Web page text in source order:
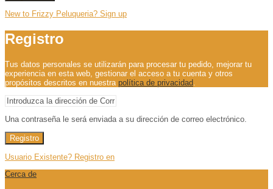
New to Frizzy Peluqueria? Sign up
Registro
Tus datos personales se utilizarán para procesar tu pedido, mejorar tu
experiencia en esta web, gestionar el acceso a tu cuenta y otros
propósitos descritos en nuestra política de privacidad
Una contraseña le será enviada a su dirección de correo electrónico.
Registro
Usuario Existente? Registro en
Cerca de